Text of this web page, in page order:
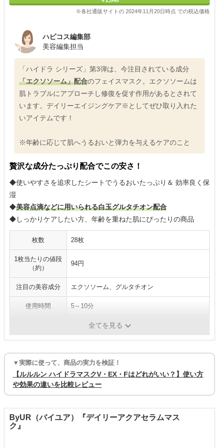
※各社通販サイトの 2024年11月20日時点 での税込価格
ハピコス編集部
美容編集担当
「ハイドラ シリーズ」第3弾は、今注目されている成分
「エクソソーム」配合のフェイスマスク。エクソソームは
肌トラブルにアプローチし修復を促す作用があるとされて
います。デイリーエイジングケア※としてぜひ取り入れた
いアイテムです！
※年齢に応じて肌へうるおいと弾力を与えるケアのこと
贅沢な成分たっぷり配合でこの安さ！
◆使いやすさを追求したシートでうるおいたっぷり＆ 効率良く保
湿
◆美容点滴などに用いられる白玉グルタチオン配合
◆しっかりケアしたい方、年齢を重ねた肌にぴったりの商品
枚数 28枚
1枚当たりの値段
（約）
94円
注目の美容成分 エクソソーム、グルタチオン
使用時間 5～10分
全てを見る
▼実際に使って、商品の実力を検証！
【ルルルン ハイドラマスクV・EX・Fはどれがいい？】使い方
や効果の違いを比較レビュー
ByUR（バイユア）『デイリーアクアセラムマス
ク』